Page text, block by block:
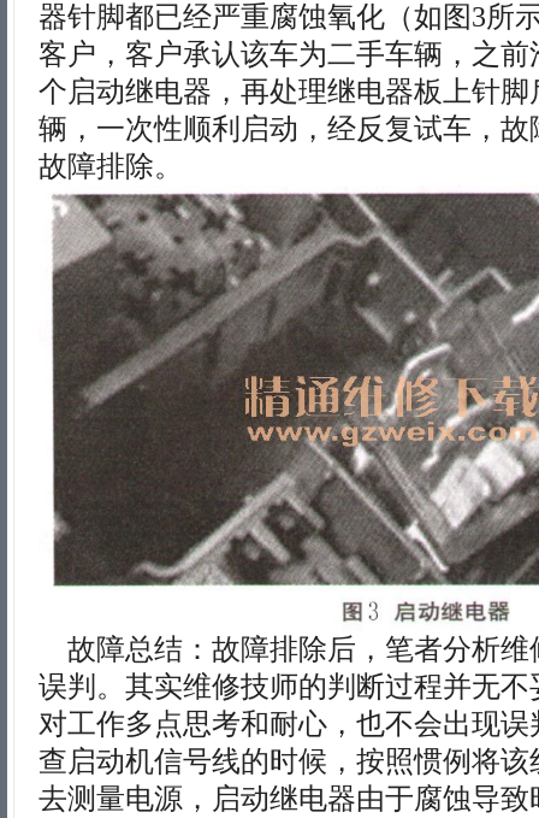
器针脚都已经严重腐蚀氧化（如图3所
客户，客户承认该车为二手车辆，之
个启动继电器，再处理继电器板上针
辆，一次性顺利启动，经反复试车，
故障排除。
故障总结：故障排除后，笔者分析维
误判。其实维修技师的判断过程并无
对工作多点思考和耐心，也不会出现
查启动机信号线的时候，按照惯例将
去测量电源，启动继电器由于腐蚀导